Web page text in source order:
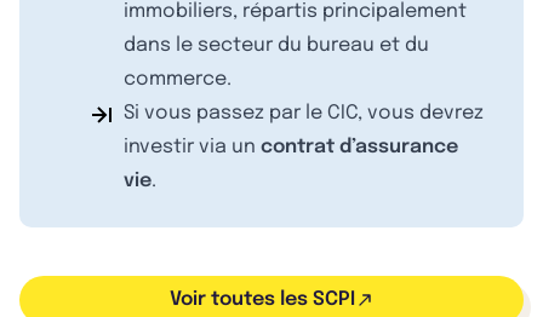
immobiliers, répartis principalement
dans le secteur du bureau et du
commerce.
Si vous passez par le CIC, vous devrez
investir via un contrat d’assurance
vie.
Voir toutes les SCPI